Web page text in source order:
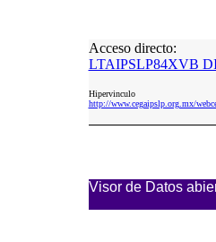
Acceso directo:
LTAIPSLP84XVB
Hipervinculo
http://www.cegaipslp.org.mx/
Visor de Datos